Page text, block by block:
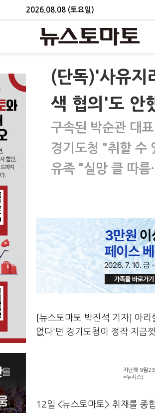
2026.08.08 (토요일)
(단독)'사유지
색 협의'도 안
구속된 박순관 대
경기도청 "취할 수
유족 "실망 클 따
[뉴스토마토 박진석 기자] 아
없다'던 경기도청이 정작 지금
지난해 9월
=뉴시스)
12일 <뉴스토마토> 취재를 종